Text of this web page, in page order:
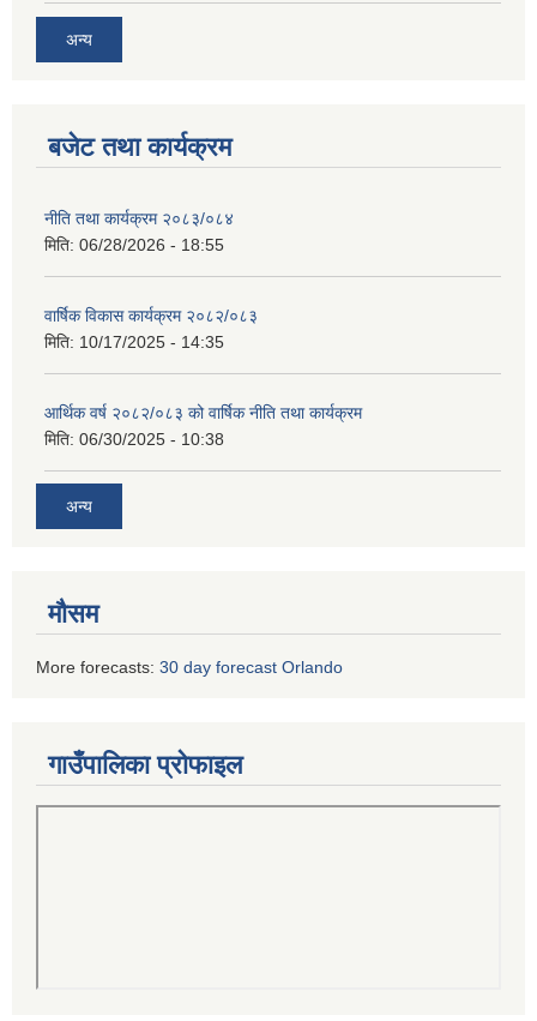
अन्य
बजेट तथा कार्यक्रम
नीति तथा कार्यक्रम २०८३/०८४
मिति: 06/28/2026 - 18:55
वार्षिक विकास कार्यक्रम २०८२/०८३
मिति: 10/17/2025 - 14:35
आर्थिक वर्ष २०८२/०८३ को वार्षिक नीति तथा कार्यक्रम
मिति: 06/30/2025 - 10:38
अन्य
मौसम
More forecasts: 30 day forecast Orlando
गाउँपालिका प्रोफाइल